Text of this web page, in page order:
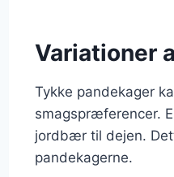
Variationer
Tykke pandekager
smagspræferencer.
jordbær til dejen.
pandekagerne.